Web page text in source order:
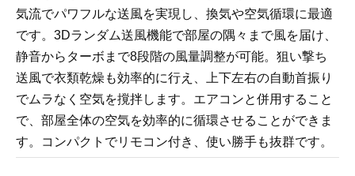
気流でパワフルな送風を実現し、換気や空気循環に最適
です。3Dランダム送風機能で部屋の隅々まで風を届け、
静音からターボまで8段階の風量調整が可能。狙い撃ち
送風で衣類乾燥も効率的に行え、上下左右の自動首振り
でムラなく空気を撹拌します。エアコンと併用すること
で、部屋全体の空気を効率的に循環させることができま
す。コンパクトでリモコン付き、使い勝手も抜群です。